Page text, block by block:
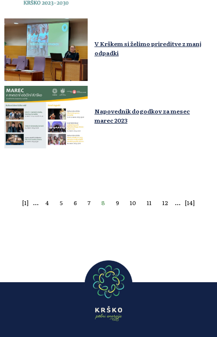
V Krškem si želimo prireditve z manj
odpadki
Napovednik dogodkov za mesec
marec 2023
[1] ... 4 5 6 7 8 9 10 11 12 ... [14]